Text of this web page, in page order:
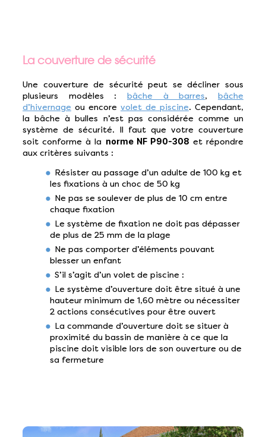
La couverture de sécurité
Une couverture de sécurité peut se décliner sous
plusieurs modèles : bâche à barres,bâche
d’hivernage ou encore volet de piscine. Cependant,
la bâche à bulles n’est pas considérée comme un
système de sécurité. Il faut que votre couverture
soit conforme à la norme NF P90-308 et répondre
aux critères suivants :
Résister au passage d’un adulte de 100 kg et
les fixations à un choc de 50 kg
Ne pas se soulever de plus de 10 cm entre
chaque fixation
Le système de fixation ne doit pas dépasser
de plus de 25 mm de la plage
Ne pas comporter d’éléments pouvant
blesser un enfant
S’il s’agit d’un volet de piscine :
Le système d’ouverture doit être situé à une
hauteur minimum de 1,60 mètre ou nécessiter
2 actions consécutives pour être ouvert
La commande d’ouverture doit se situer à
proximité du bassin de manière à ce que la
piscine doit visible lors de son ouverture ou de
sa fermeture